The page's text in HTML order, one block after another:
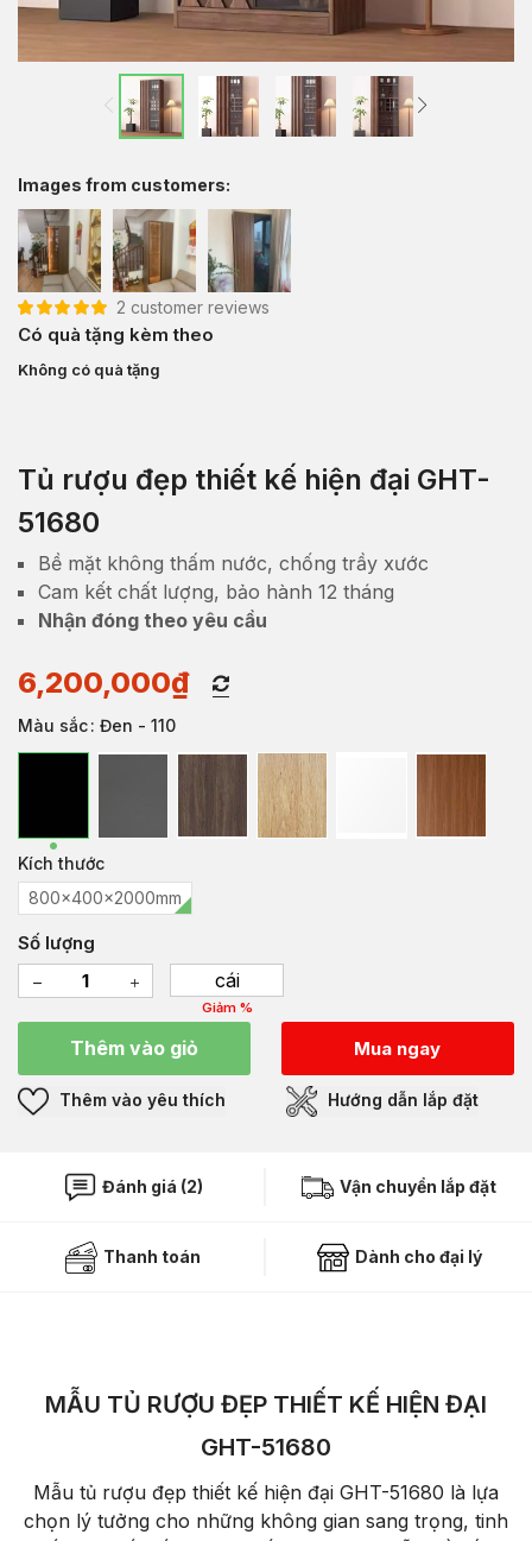
Images from customers:
5.00
trên 5 dựa
trên
2
đánh giá
2 customer reviews
Có quà tặng kèm theo
Không có quà tặng
Tủ rượu đẹp thiết kế hiện đại GHT-
51680
Bề mặt không thấm nước, chống trầy xước
Cam kết chất lượng, bảo hành 12 tháng
Nhận đóng theo yêu cầu
6,200,000₫
Màu sắc: Đen - 110
Kích thước
800x400x2000mm
Số lượng
cái
Giảm %
Thêm vào giỏ Mua ngay
Thêm vào yêu thích Hướng dẫn lắp đặt
Đánh giá (2) Vận chuyển lắp đặt
Thanh toán Dành cho đại lý
MẪU TỦ RƯỢU ĐẸP THIẾT KẾ HIỆN ĐẠI
GHT-51680
Mẫu tủ rượu đẹp thiết kế hiện đại GHT-51680 là lựa
chọn lý tưởng cho những không gian sang trọng, tinh